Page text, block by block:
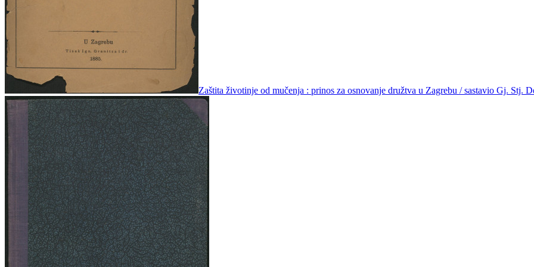
Zaštita životinje od mučenja : prinos za osnovanje družtva u Zagrebu / sastavio Gj. Stj.